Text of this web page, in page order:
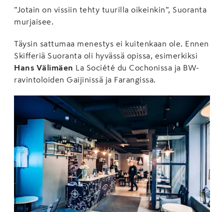
”Jotain on vissiin tehty tuurilla oikeinkin”, Suoranta
murjaisee.
Täysin sattumaa menestys ei kuitenkaan ole. Ennen
Skifferiä Suoranta oli hyvässä opissa, esimerkiksi
Hans Välimäen La Société du Cochonissa ja BW-
ravintoloiden Gaijinissä ja Farangissa.